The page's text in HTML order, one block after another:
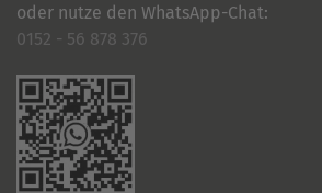
oder nutze den WhatsApp-Chat:
0152 - 56 878 376